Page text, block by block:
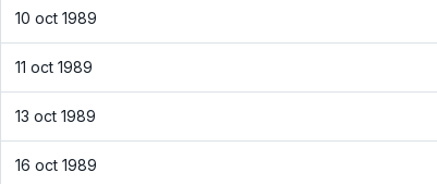
10 oct 1989
11 oct 1989
13 oct 1989
16 oct 1989